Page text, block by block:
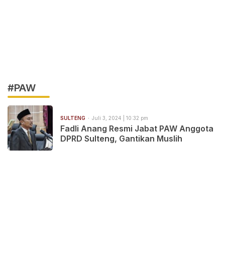
#PAW
SULTENG Juli 3, 2024 | 10:32 pm
Fadli Anang Resmi Jabat PAW Anggota
DPRD Sulteng, Gantikan Muslih